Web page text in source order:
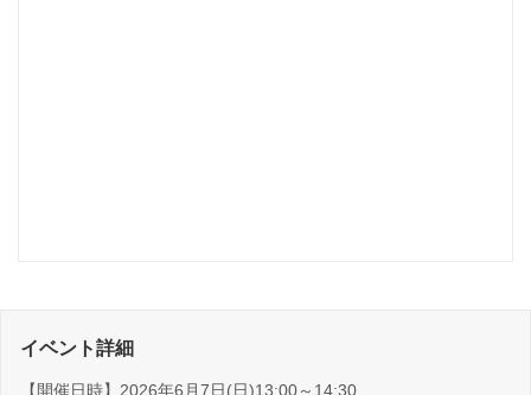
イベント詳細
【開催日時】2026年6月7日(日)13:00～14:30